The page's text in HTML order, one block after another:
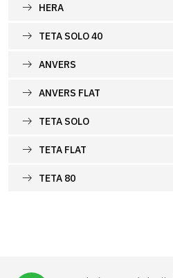
HERA
TETA SOLO 40
ANVERS
ANVERS FLAT
TETA SOLO
TETA FLAT
TETA 80